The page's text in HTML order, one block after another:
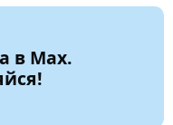
в Max.